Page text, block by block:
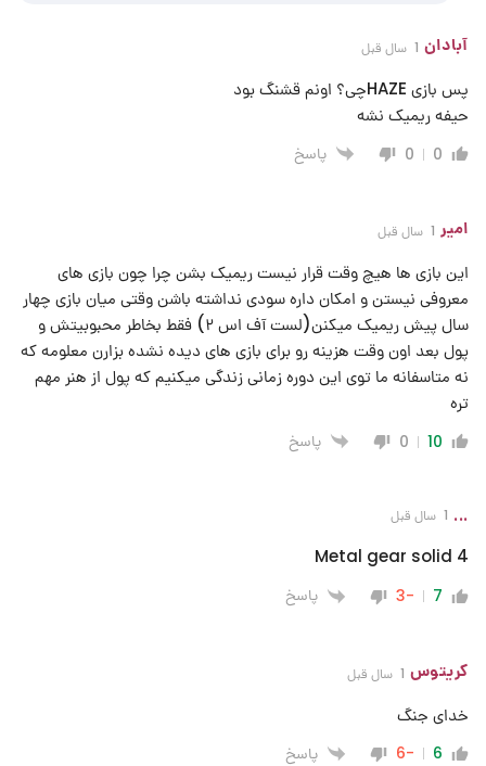
آبادان 1 سال قبل
پس بازی HAZEچی؟ اونم قشنگ بود
حیفه ریمیک نشه
0
0 پاسخ
امیر 1 سال قبل
این بازی ها هیچ وقت قرار نیست ریمیک بشن چرا چون بازی های
معروفی نیستن و امکان داره سودی نداشته باشن وقتی میان بازی چهار
سال پیش ریمیک میکنن(لست آف اس ۲) فقط بخاطر محبوبیتش و
پول بعد اون وقت هزینه رو برای بازی های دیده نشده بزارن معلومه که
نه متاسفانه ما توی این دوره زمانی زندگی میکنیم که پول از هنر مهم
تره
10
0 پاسخ
... 1 سال قبل
Metal gear solid 4
7
-3 پاسخ
کریتوس 1 سال قبل
خدای جنگ
6
-6 پاسخ